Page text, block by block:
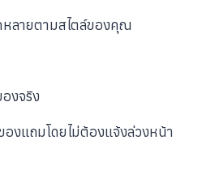
หลายตามสไตล์ของคุณ
งจริง
งแถมโดยไม่ต้องแจ้งล่วงหน้า